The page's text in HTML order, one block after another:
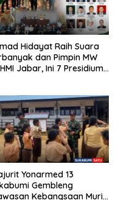
Hidayat Raih Suara
dan Pimpin MW
Jabar, Ini 7 Presidium
Yonarmed 13
Gembleng
Kebangsaan Murid